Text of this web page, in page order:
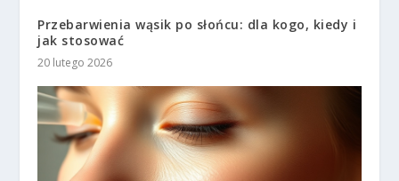
Przebarwienia wąsik po słońcu: dla kogo, kiedy i
jak stosować
20 lutego 2026